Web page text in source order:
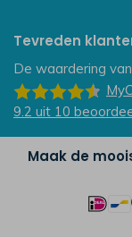
Tevreden
De waardering van
9.2 uit 10
Maak de